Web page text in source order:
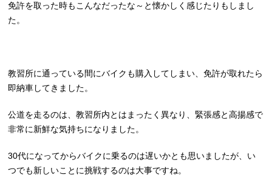
免許を取った時もこんなだったな～と懐かしく感じたりもしまし
た。
教習所に通っている間にバイクも購入してしまい、免許が取れたら
即納車してきました。
公道を走るのは、教習所内とはまったく異なり、緊張感と高揚感で
非常に新鮮な気持ちになりました。
30代になってからバイクに乗るのは遅いかとも思いましたが、い
つでも新しいことに挑戦するのは大事ですね。